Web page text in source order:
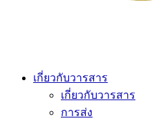
เกี่ยวกับวารสาร
เกี่ยวกับวารสาร
การส่ง